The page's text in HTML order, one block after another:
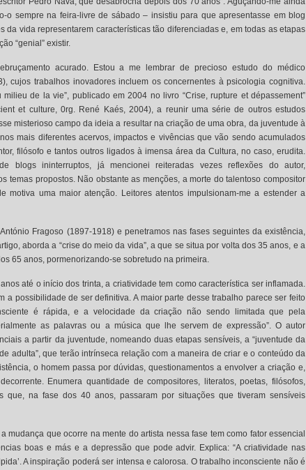
o sempre na feira-livre de sábado – insistiu para que apresentasse em blog
da vida representarem características tão diferenciadas e, em todas as etapas
“genial” existir.
acurado. Estou a me lembrar de precioso estudo do médico
cujos trabalhos inovadores incluem os concernentes à psicologia cognitiva.
milieu de la vie”, publicado em 2004 no livro “Crise, rupture et dépassement”
et culture, 0rg. René Kaés, 2004), a reunir uma série de outros estudos
misterioso campo da ideia a resultar na criação de uma obra, da juventude à
mais diferentes acervos, impactos e vivências que vão sendo acumulados
filósofo e tantos outros ligados à imensa área da Cultura, no caso, erudita.
blogs ininterruptos, já mencionei reiteradas vezes reflexões do autor,
temas propostos. Não obstante as menções, a morte do talentoso compositor
motiva uma maior atenção. Leitores atentos impulsionam-me a estender a
Fragoso (1897-1918) e penetramos nas fases seguintes da existência,
aborda a “crise do meio da vida”, a que se situa por volta dos 35 anos, e a
65 anos, pormenorizando-se sobretudo na primeira.
até o início dos trinta, a criatividade tem como característica ser inflamada.
a possibilidade de ser definitiva. A maior parte desse trabalho parece ser feito
é rápida, e a velocidade da criação não sendo limitada que pela
as palavras ou a música que lhe servem de expressão”. O autor
a partir da juventude, nomeando duas etapas sensíveis, a “juventude da
adulta”, que terão intrínseca relação com a maneira de criar e o conteúdo da
o homem passa por dúvidas, questionamentos a envolver a criação e,
Enumera quantidade de compositores, literatos, poetas, filósofos,
que, na fase dos 40 anos, passaram por situações que tiveram sensíveis
mudança que ocorre na mente do artista nessa fase tem como fator essencial
boas e más e a depressão que pode advir. Explica: “A criatividade nas
A inspiração poderá ser intensa e calorosa. O trabalho inconsciente não é